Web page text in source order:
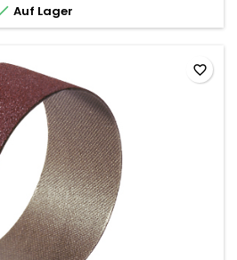
Auf Lager
favorite_border